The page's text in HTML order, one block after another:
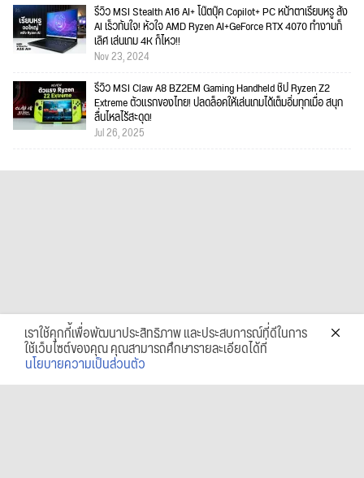
รีวิว MSI Stealth A16 AI+ โน๊ตบุ๊ค Copilot+ PC หน้าตาเรียบหรู สั่ง
AI เร็วทันใจ! หัวใจ AMD Ryzen AI+GeForce RTX 4070 ทำงานก็
เลิศ เล่นเกม 4K ก็ไหว!!
Nov 23, 2024
รีวิว MSI Claw A8 BZ2EM Gaming Handheld ชิป Ryzen Z2
Extreme ตัวแรกของไทย! ปลดล็อคให้เล่นเกมได้เต็มอิ่มทุกเมื่อ สนุก
ลื่นไหลไร้สะดุด!
Jul 26, 2025
เราใช้คุกกี้เพื่อพัฒนาประสิทธิภาพ และประสบการณ์ที่ดีในการ
ใช้เว็บไซต์ของคุณ คุณสามารถศึกษารายละเอียดได้ที่
นโยบายความเป็นส่วนตัว